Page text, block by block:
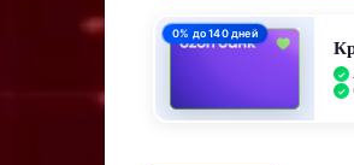
0% до 140 дней